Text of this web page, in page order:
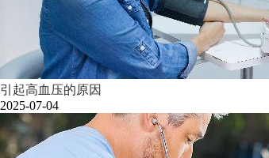
引起高血压的原因
2025-07-04